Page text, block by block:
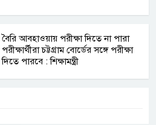
বৈরি আবহাওয়ায় পরীক্ষা দিতে না পার‍া
পরীক্ষার্থীরা চট্টগ্রাম বোর্ডের সঙ্গে পরীক্ষা
দিতে পারবে : শিক্ষামন্ত্রী